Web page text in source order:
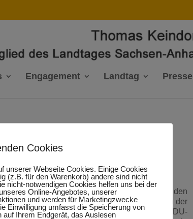
Engagement Landtag Presse
Abbruch zu viel
Berufsforschung vorgestellten Zahlen zu den
äußern sich die bildungspolitische Sprecherin der
der Sprecher für Berufliche Bildung der CDU-
Cookies
unserer Webseite Cookies. Einige Cookies
(z.B. für den Warenkorb) andere sind nicht
nicht-notwendigen Cookies helfen uns bei der
Online-Angebotes, unserer
und werden für Marketingzwecke
Einwilligung umfasst die Speicherung von
auf Ihrem Endgerät, das Auslesen